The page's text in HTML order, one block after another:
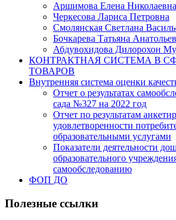
Аршимова Елена Николаевна
Черкесова Лариса Петровна
Смолянская Светлана
Бочкарева Татьяна
Абдувохидова Дилорохон
КОНТРАКТНАЯ СИСТЕМА В
ТОВАРОВ
Внутренняя система оценки
Отчет о результатах
сада №327 на 2022 год
Отчет по результатам
удовлетворенности
образовательными услугами
Показатели деятельности
образовательного
самообследованию
ФОП ДО
Полезные ссылки